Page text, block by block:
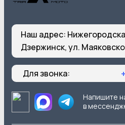
Наш адрес:
Дзержинск, ул.
Для звонка:
Напишите
в